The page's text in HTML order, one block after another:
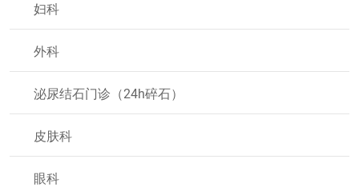
妇科
外科
泌尿结石门诊（24h碎石）
皮肤科
眼科